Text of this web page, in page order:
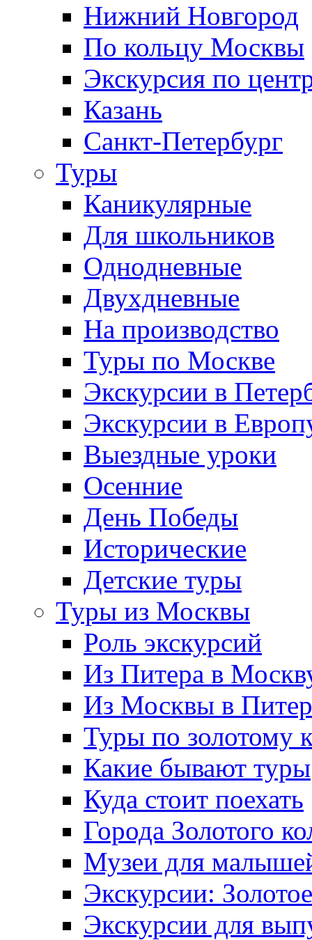
Нижний Новгород
По кольцу Москвы
Экскурсия по
Казань
Санкт-Петербург
Туры
Каникулярные
Для школьников
Однодневные
Двухдневные
На производство
Туры по Москве
Экскурсии в
Экскурсии в
Выездные уроки
Осенние
День Победы
Исторические
Детские туры
Туры из Москвы
Роль экскурсий
Из Питера в
Из Москвы в Питер
Туры по золотому
Какие бывают туры
Куда стоит поехать
Города Золотого
Музеи для
Экскурсии:
Экскурсии для